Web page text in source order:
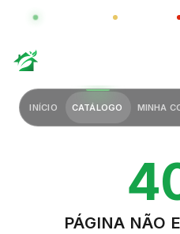
GLOBAL
INÍCIO CATÁLOGO MINHA
PÁGINA NÃO